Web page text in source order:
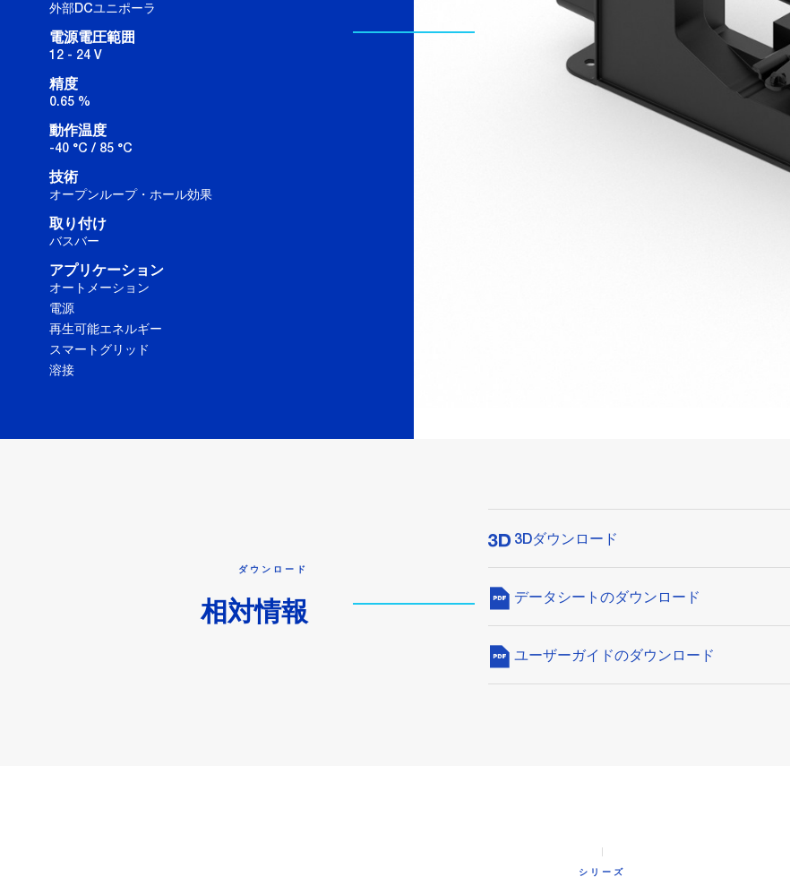
外部DCユニポーラ
電源電圧範囲
12 - 24 V
精度
0.65 %
動作温度
-40 °C / 85 °C
技術
オープンループ・ホール効果
取り付け
バスバー
アプリケーション
オートメーション
電源
再生可能エネルギー
スマートグリッド
溶接
ダウンロード
相対情報
3Dダウンロード
データシートのダウンロード
ユーザーガイドのダウンロード
シリーズ